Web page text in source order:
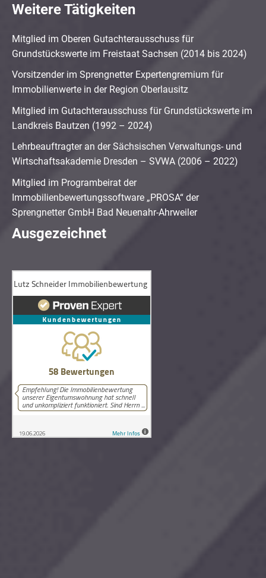
Weitere Tätigkeiten
Mitglied im Oberen Gutachterausschuss für
Grundstückswerte im Freistaat Sachsen (2014 bis 2024)
Vorsitzender im Sprengnetter Expertengremium für
Immobilienwerte in der Region Oberlausitz
Mitglied im Gutachterausschuss für Grundstückswerte im
Landkreis Bautzen (1992 – 2024)
Lehrbeauftragter an der Sächsischen Verwaltungs- und
Wirtschaftsakademie Dresden – SVWA (2006 – 2022)
Mitglied im Programbeirat der
Immobilienbewertungssoftware „PROSA“ der
Sprengnetter GmbH Bad Neuenahr-Ahrweiler
Ausgezeichnet